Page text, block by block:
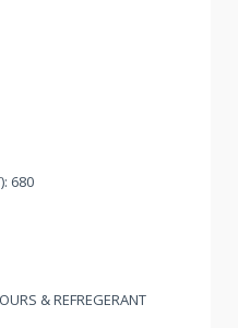
680
& REFREGERANT